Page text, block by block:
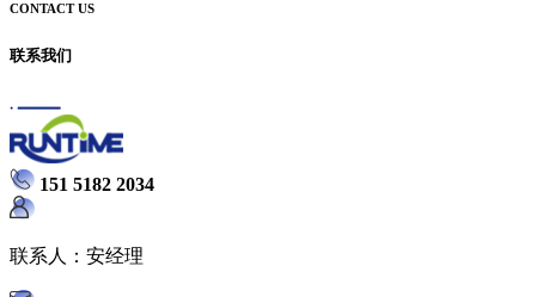
CONTACT US
联系我们
151 5182 2034
联系人：安经理